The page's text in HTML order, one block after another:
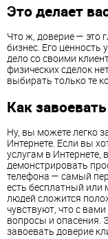
Это делает
Что ж, доверие — это
бизнес. Его ценность
дело со своими
физических сделок
выбирать только те
Как
Ну, вы можете легко
Интернете. Если вы
услугам в
демонстрировать
телефона — самый
есть бесплатный
людей сложится
чувствуют, что с
вопросы и опасения.
завоевать доверие